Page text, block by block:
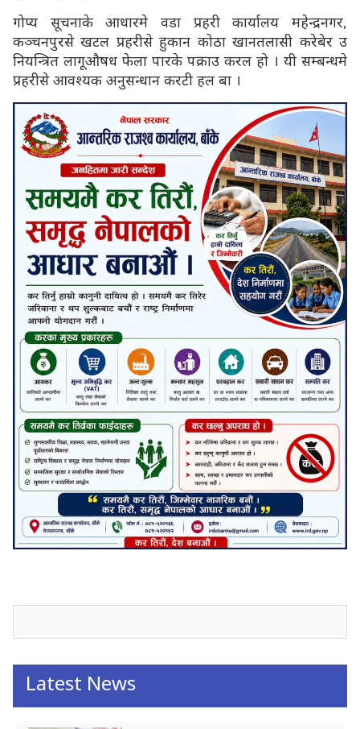
गोप्य सूचनाके आधारमे वडा प्रहरी कार्यालय महेन्द्रनगर,
कञ्चनपुरसे खटल प्रहरीसे हुकान कोठा खानतलासी करेबेर उ
नियन्त्रित लागूऔषध फेला पारके पक्राउ करल हो । यी सम्बन्धमे
प्रहरीसे आवश्यक अनुसन्धान करटी हल बा ।
Latest News